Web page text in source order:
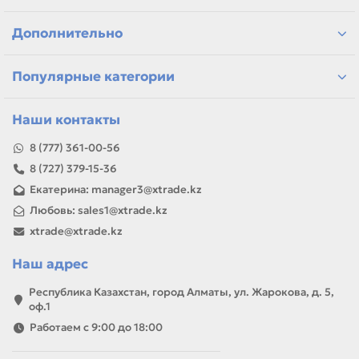
решения для хранения, подключения и ремонта
Если параметры в карточке совпадают с вашей моделью
ремонта, заправки, печати или пополнения складского
Дополнительно
Популярные категории
Наши контакты
8 (777) 361-00-56
8 (727) 379-15-36
Екатерина: manager3@xtrade.kz
Любовь: sales1@xtrade.kz
xtrade@xtrade.kz
Наш адрес
Республика Казахстан, город Алматы, ул. Жарокова, д. 5,
оф.1
Работаем с 9:00 до 18:00